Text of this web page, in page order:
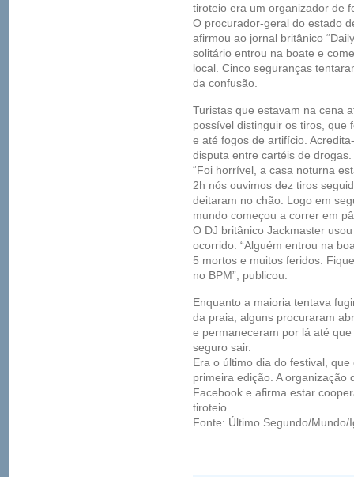
tiroteio era um organizador de
O procurador-geral do estado
afirmou ao jornal britânico
solitário entrou na boate e
local. Cinco seguranças
da confusão.
Turistas que estavam na cena
possível distinguir os tiros, que
e até fogos de artifício.
disputa entre cartéis de drogas.
“Foi horrível, a casa noturna
2h nós ouvimos dez tiros
deitaram no chão. Logo em
mundo começou a correr em
O DJ britânico Jackmaster
ocorrido. “Alguém entrou na
5 mortos e muitos feridos.
no BPM”, publicou.
Enquanto a maioria tentava
da praia, alguns procuraram
e permaneceram por lá até
seguro sair.
Era o último dia do festival,
primeira edição. A organização
Facebook e afirma estar
tiroteio.
Fonte: Último Segundo/Mundo/